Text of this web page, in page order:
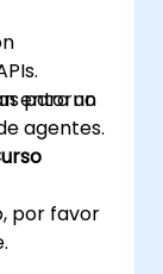
para un
agentes.
entorno
por favor